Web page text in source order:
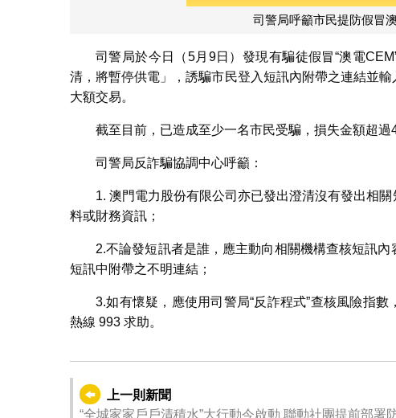
司警局呼籲市民提防假冒
司警局於今日（5月9日）發現有騙徒假冒“澳電
清，將暫停供電」，誘騙市民登入短訊內附帶之連結並
大額交易。
截至目前，已造成至少一名市民受騙，損失金額超過
司警局反詐騙協調中心呼籲：
1. 澳門電力股份有限公司亦已發出澄清沒有發出相
料或財務資訊；
2.不論發短訊者是誰，應主動向相關機構查核短訊
短訊中附帶之不明連結；
3.如有懷疑，應使用司警局“反詐程式”查核風險指
熱線 993 求助。
上一則新聞